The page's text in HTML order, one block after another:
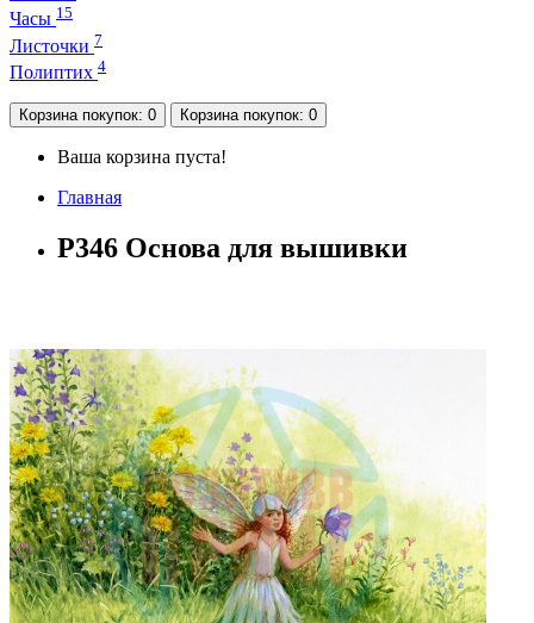
Часы 15
Листочки 7
Полиптих 4
Корзинапокупок: 0 Корзинапокупок: 0
Ваша корзина пуста!
Главная
P346 Основа для вышивки